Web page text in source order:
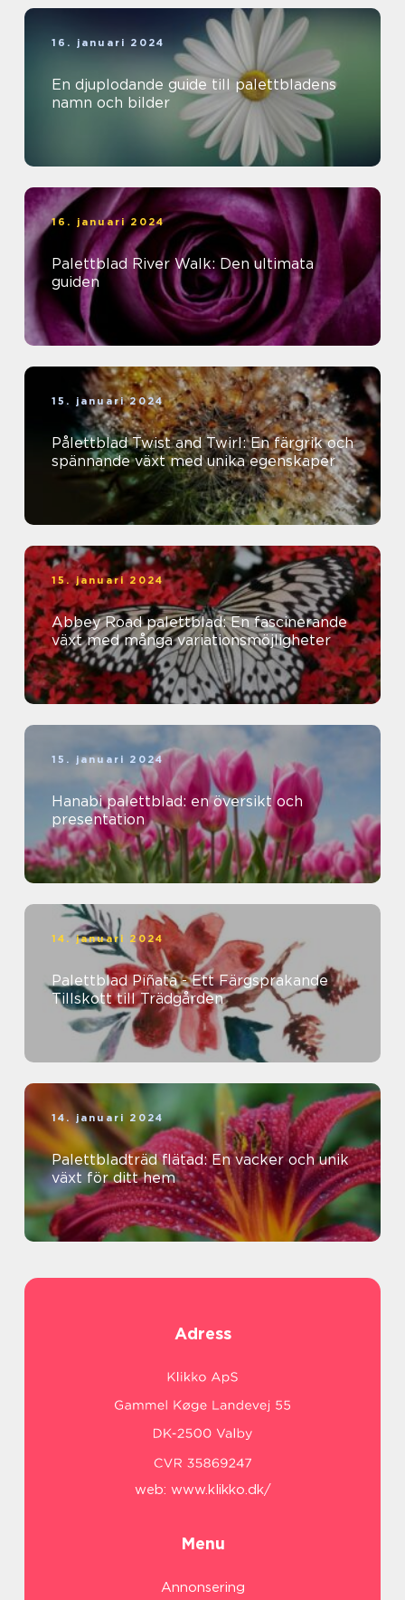
16. januari 2024
En djuplodande guide till palettbladens
namn och bilder
16. januari 2024
Palettblad River Walk: Den ultimata
guiden
15. januari 2024
Pålettblad Twist and Twirl: En färgrik och
spännande växt med unika egenskaper
15. januari 2024
Abbey Road palettblad: En fascinerande
växt med många variationsmöjligheter
15. januari 2024
Hanabi palettblad: en översikt och
presentation
14. januari 2024
Palettblad Piñata - Ett Färgsprakande
Tillskott till Trädgården
14. januari 2024
Palettbladträd flätad: En vacker och unik
växt för ditt hem
Adress
web: www.klikko.dk/
Menu
Annonsering